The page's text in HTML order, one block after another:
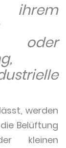
oder
werden
Belüftung
kleinen